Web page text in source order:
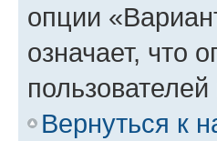
опции
означает, что
Вернуться к